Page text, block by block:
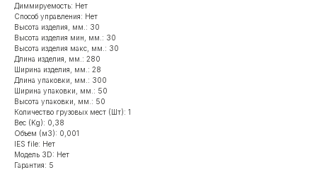
Диммируемость: Нет
Способ управления: Нет
Высота изделия, мм.: 30
Высота изделия мин, мм.: 30
Высота изделия макс, мм.: 30
Длина изделия, мм.: 280
Ширина изделия, мм.: 28
Длина упаковки, мм.: 300
Ширина упаковки, мм.: 50
Высота упаковки, мм.: 50
Количество грузовых мест (Шт): 1
Вес (Kg): 0,38
Объем (м3): 0,001
IES file: Нет
Модель 3D: Нет
Гарантия: 5